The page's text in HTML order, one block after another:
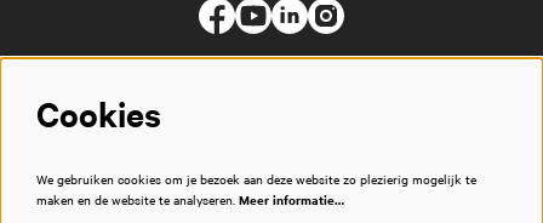
Cookies
We gebruiken cookies om je bezoek aan deze website zo plezierig mogelijk te
maken en de website te analyseren. Meer informatie…